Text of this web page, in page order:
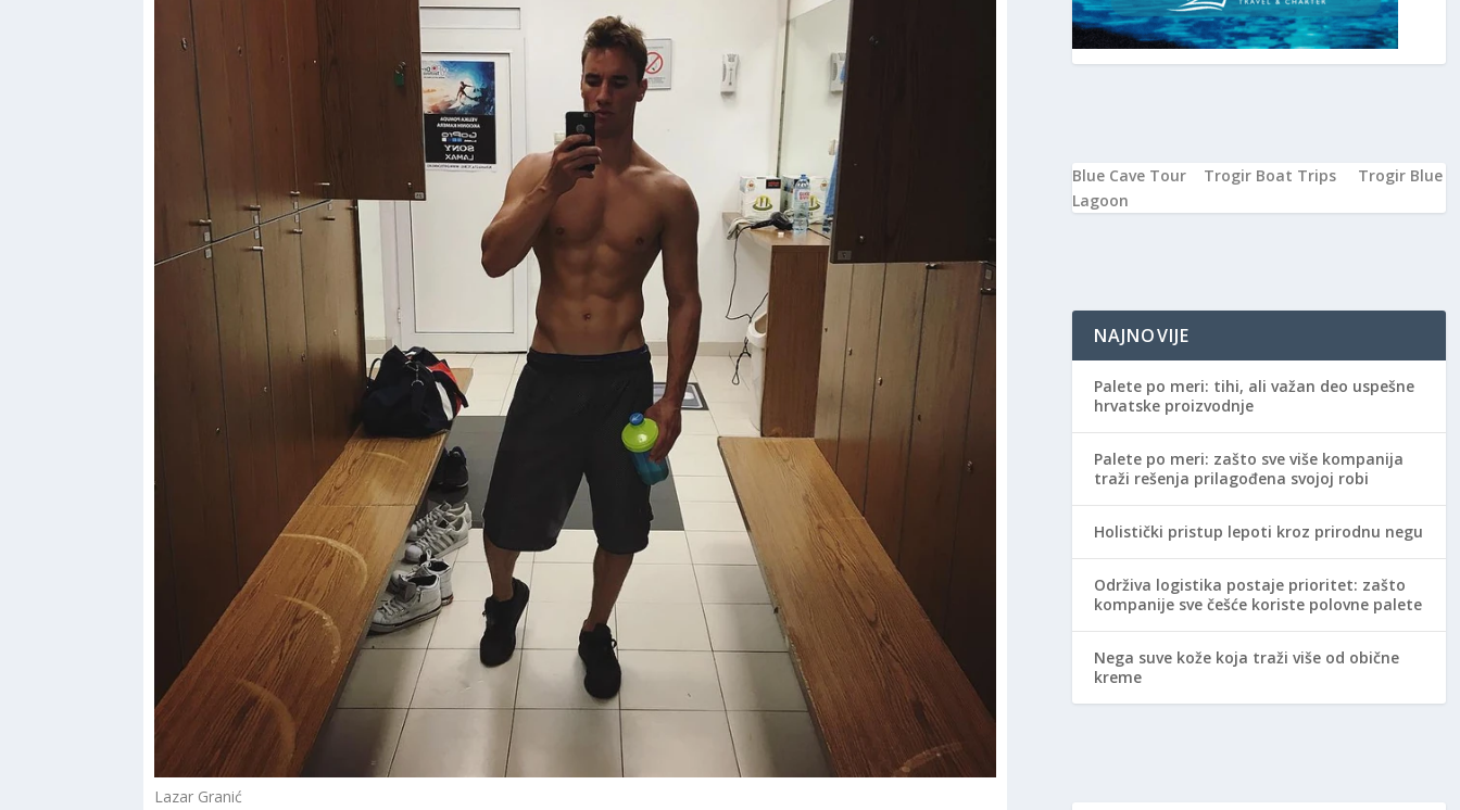
Lazar Granić
Blue Cave Tour Trogir Boat Trips
Trogir Blue
Lagoon
NAJNOVIJE
Palete po meri: tihi, ali važan deo uspešne
hrvatske proizvodnje
Palete po meri: zašto sve više kompanija
traži rešenja prilagođena svojoj robi
Holistički pristup lepoti kroz prirodnu negu
Održiva logistika postaje prioritet: zašto
kompanije sve češće koriste polovne palete
Nega suve kože koja traži više od obične
kreme